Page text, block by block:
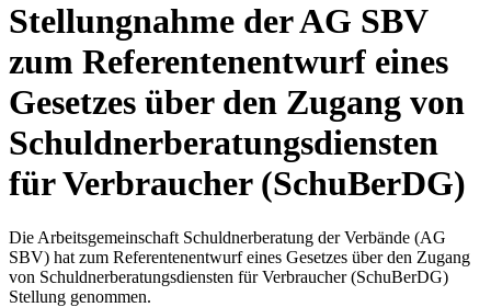
Stellungnahme der AG SBV
zum Referentenentwurf eines
Gesetzes über den Zugang von
Schuldnerberatungsdiensten
für Verbraucher (SchuBerDG)
Die Arbeitsgemeinschaft Schuldnerberatung der Verbände (AG
SBV) hat zum Referentenentwurf eines Gesetzes über den Zugang
von Schuldnerberatungsdiensten für Verbraucher (SchuBerDG)
Stellung genommen.